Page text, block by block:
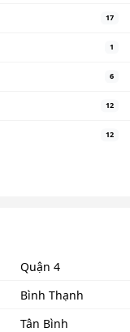
17
1
6
12
12
Quận 4
Bình Thạnh
Tân Bình